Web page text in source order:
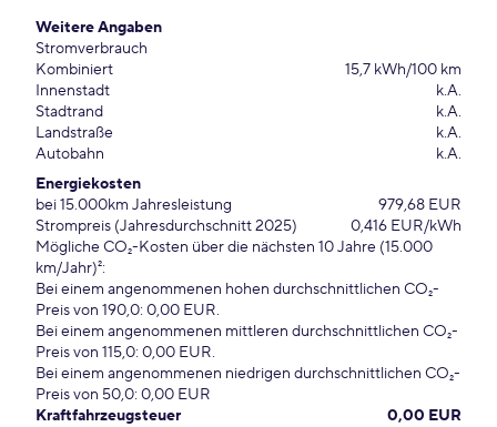
Weitere Angaben
Stromverbrauch
Kombiniert
15,7 kWh/100 km
Innenstadt
k.A.
Stadtrand
k.A.
Landstraße
k.A.
Autobahn
k.A.
Energiekosten
bei 15.000km Jahresleistung
979,68 EUR
Strompreis (Jahresdurchschnitt 2025)
0,416 EUR/kWh
Mögliche CO₂-Kosten über die nächsten 10 Jahre (15.000
km/Jahr)²:
Bei einem angenommenen hohen durchschnittlichen CO₂-
Preis von 190,0: 0,00 EUR.
Bei einem angenommenen mittleren durchschnittlichen CO₂-
Preis von 115,0: 0,00 EUR.
Bei einem angenommenen niedrigen durchschnittlichen CO₂-
Preis von 50,0: 0,00 EUR
Kraftfahrzeugsteuer
0,00 EUR